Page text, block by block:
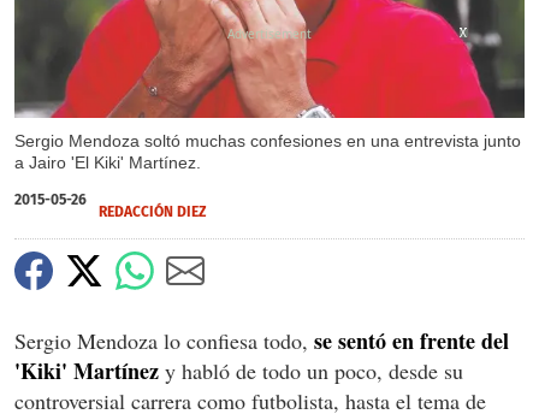
Sergio Mendoza soltó muchas confesiones en una entrevista junto
a Jairo 'El Kiki' Martínez.
X
X
X
X
X
X
X
X
2015-05-26
REDACCIÓN DIEZ
Sergio Mendoza lo confiesa todo, se sentó en frente del
'Kiki' Martínez y habló de todo un poco, desde su
controversial carrera como futbolista, hasta el tema de